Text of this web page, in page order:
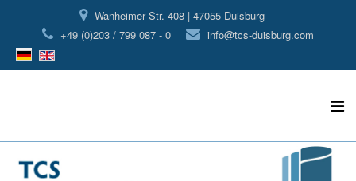
Wanheimer Str. 408 | 47055 Duisburg
+49 (0)203 / 799 087 - 0
info@tcs-duisburg.com